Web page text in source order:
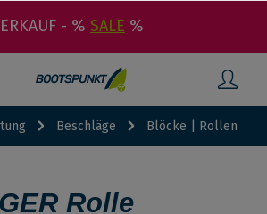
- % SALE %
Beschläge Blöcke | Rollen
Rolle